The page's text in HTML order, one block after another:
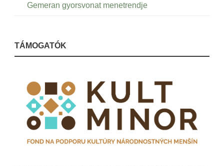
Gemeran gyorsvonat menetrendje
TÁMOGATÓK